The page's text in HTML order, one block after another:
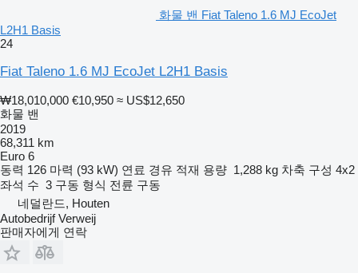
화물 밴 Fiat Taleno 1.6 MJ EcoJet
L2H1 Basis
24
Fiat Taleno 1.6 MJ EcoJet L2H1 Basis
₩18,010,000 €10,950 ≈ US$12,650
화물 밴
2019
68,311 km
Euro 6
동력 126 마력 (93 kW) 연료 경유 적재 용량 1,288 kg 차축 구성 4x2
좌석 수 3 구동 형식 전륜 구동
네덜란드, Houten
Autobedrijf Verweij
판매자에게 연락